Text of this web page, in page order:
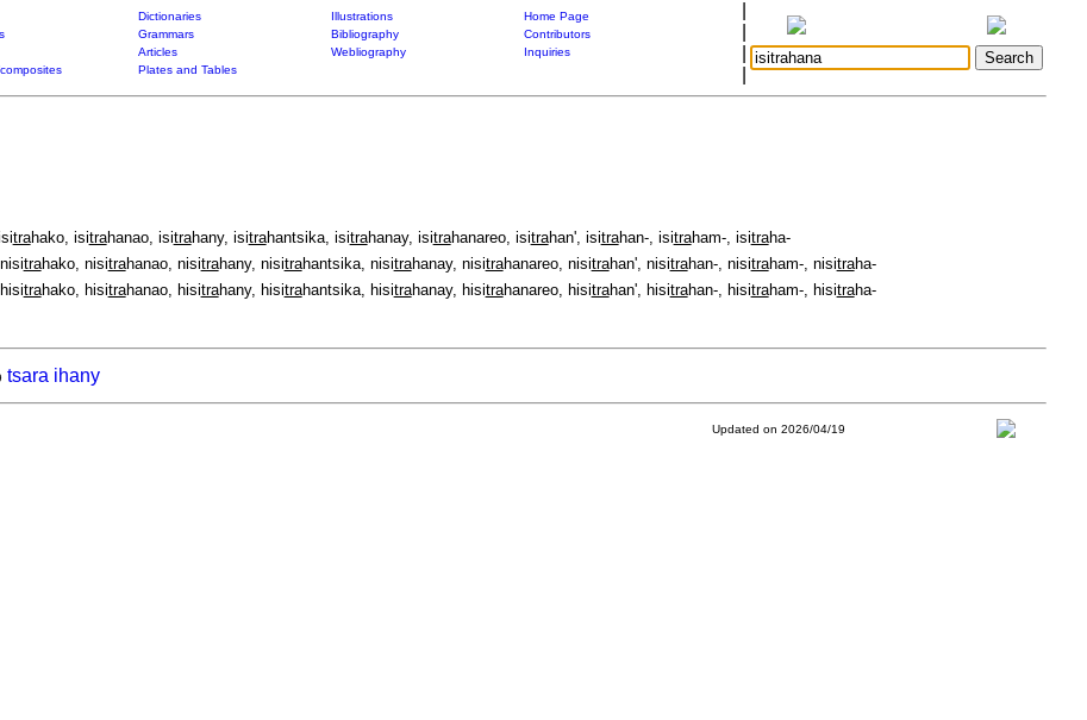
Dictionaries Illustrations
Home Page
Grammars Bibliography
Contributors
Articles Webliography
Inquiries
Plates and Tables
trahako, isitrahanao, isitrahany, isitrahantsika, isitrahanay, isitrahanareo, isitrahan', isitrahan-, isitraham-, isitraha-
trahako, nisitrahanao, nisitrahany, nisitrahantsika, nisitrahanay, nisitrahanareo, nisitrahan', nisitrahan-, nisitraham-, nisitraha-
trahako, hisitrahanao, hisitrahany, hisitrahantsika, hisitrahanay, hisitrahanareo, hisitrahan', hisitrahan-, hisitraham-, hisitraha-
tsara ihany
Updated on 2026/04/19